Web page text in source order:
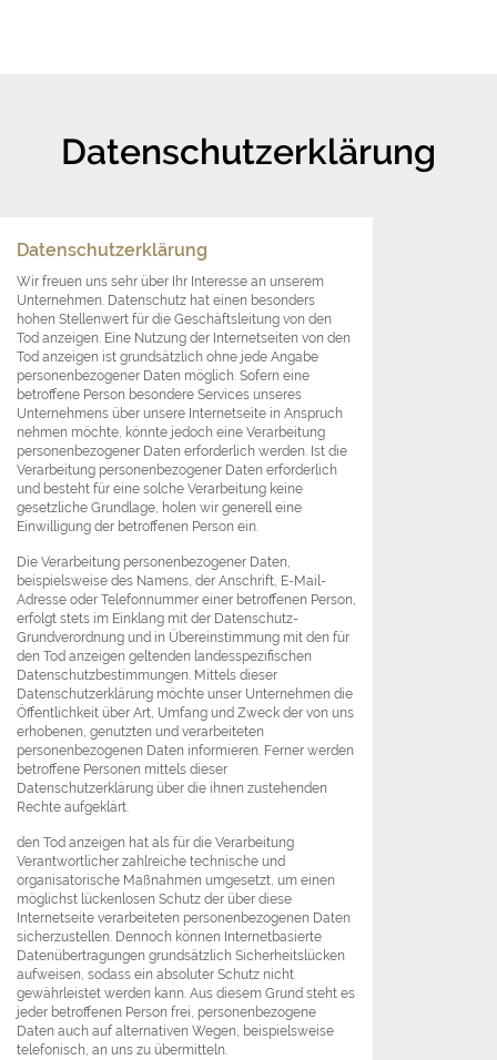
Datenschutzerklärung
Datenschutzerklärung
Wir freuen uns sehr über Ihr Interesse an unserem
Unternehmen. Datenschutz hat einen besonders
hohen Stellenwert für die Geschäftsleitung von den
Tod anzeigen. Eine Nutzung der Internetseiten von den
Tod anzeigen ist grundsätzlich ohne jede Angabe
personenbezogener Daten möglich. Sofern eine
betroffene Person besondere Services unseres
Unternehmens über unsere Internetseite in Anspruch
nehmen möchte, könnte jedoch eine Verarbeitung
personenbezogener Daten erforderlich werden. Ist die
Verarbeitung personenbezogener Daten erforderlich
und besteht für eine solche Verarbeitung keine
gesetzliche Grundlage, holen wir generell eine
Einwilligung der betroffenen Person ein.
Die Verarbeitung personenbezogener Daten,
beispielsweise des Namens, der Anschrift, E-Mail-
Adresse oder Telefonnummer einer betroffenen Person,
erfolgt stets im Einklang mit der Datenschutz-
Grundverordnung und in Übereinstimmung mit den für
den Tod anzeigen geltenden landesspezifischen
Datenschutzbestimmungen. Mittels dieser
Datenschutzerklärung möchte unser Unternehmen die
Öffentlichkeit über Art, Umfang und Zweck der von uns
erhobenen, genutzten und verarbeiteten
personenbezogenen Daten informieren. Ferner werden
betroffene Personen mittels dieser
Datenschutzerklärung über die ihnen zustehenden
Rechte aufgeklärt.
den Tod anzeigen hat als für die Verarbeitung
Verantwortlicher zahlreiche technische und
organisatorische Maßnahmen umgesetzt, um einen
möglichst lückenlosen Schutz der über diese
Internetseite verarbeiteten personenbezogenen Daten
sicherzustellen. Dennoch können Internetbasierte
Datenübertragungen grundsätzlich Sicherheitslücken
aufweisen, sodass ein absoluter Schutz nicht
gewährleistet werden kann. Aus diesem Grund steht es
jeder betroffenen Person frei, personenbezogene
Daten auch auf alternativen Wegen, beispielsweise
telefonisch, an uns zu übermitteln.